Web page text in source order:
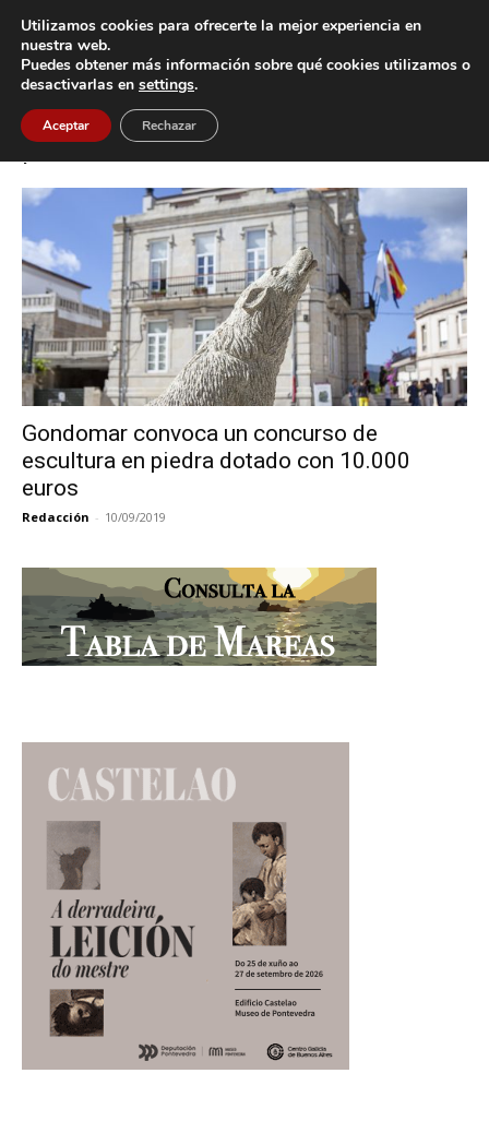
Inicio Etiquetas Concurso de escultura en piedra
Etiqueta: concurso de escultura en
piedra
Gondomar convoca un concurso de
escultura en piedra dotado con 10.000
euros
Redacción - 10/09/2019
Utilizamos cookies para ofrecerte la mejor experiencia en
nuestra web.
Puedes obtener más información sobre qué cookies utilizamos o
desactivarlas en settings.
Aceptar Rechazar